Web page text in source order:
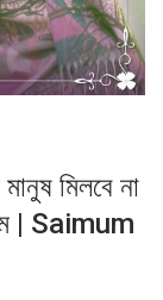
মিলবে না
| Saimum